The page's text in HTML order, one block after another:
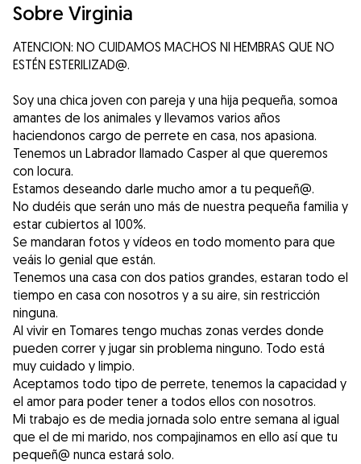
Sobre Virginia
ATENCION: NO CUIDAMOS MACHOS NI HEMBRAS QUE NO
ESTÉN ESTERILIZAD@.
Soy una chica joven con pareja y una hija pequeña, somoa
amantes de los animales y llevamos varios años
haciendonos cargo de perrete en casa, nos apasiona.
Tenemos un Labrador llamado Casper al que queremos
con locura.
Estamos deseando darle mucho amor a tu pequeñ@.
No dudéis que serán uno más de nuestra pequeña familia y
estar cubiertos al 100%.
Se mandaran fotos y vídeos en todo momento para que
veáis lo genial que están.
Tenemos una casa con dos patios grandes, estaran todo el
tiempo en casa con nosotros y a su aire, sin restricción
ninguna.
Al vivir en Tomares tengo muchas zonas verdes donde
pueden correr y jugar sin problema ninguno. Todo está
muy cuidado y limpio.
Aceptamos todo tipo de perrete, tenemos la capacidad y
el amor para poder tener a todos ellos con nosotros.
Mi trabajo es de media jornada solo entre semana al igual
que el de mi marido, nos compajinamos en ello así que tu
pequeñ@ nunca estará solo.